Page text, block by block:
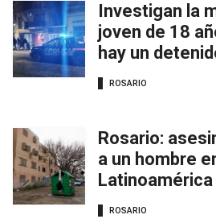
Investigan la
joven de 18
hay un
ROSARIO
Rosario:
a un hombre
Latinoamérica
ROSARIO